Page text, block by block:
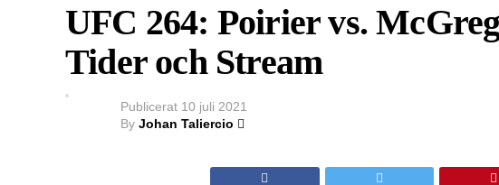
UFC 264: Poirier vs.
Tider och Stream
Publicerat 10 juli 2021
By Johan Taliercio